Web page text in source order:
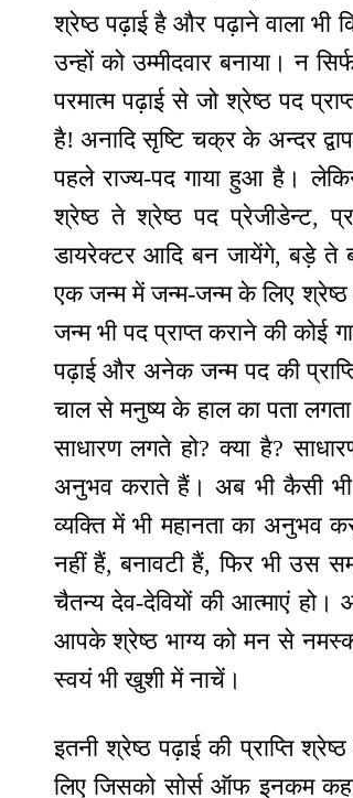
श्रेष्ठ पढ़ाई है और पढ़ाने वाला भी
उन्हों को उम्मीदवार बनाया। न
परमात्म पढ़ाई से जो श्रेष्ठ पद
है! अनादि सृष्टि चक्र के अन्दर
पहले राज्य-पद गाया हुआ है।
श्रेष्ठ ते श्रेष्ठ पद प्रेजीडेन्ट,
डायरेक्टर आदि बन जायेंगे, बड़े
एक जन्म में जन्म-जन्म के लिए श्रेष्ठ
जन्म भी पद प्राप्त कराने की कोई
पढ़ाई और अनेक जन्म पद की
चाल से मनुष्य के हाल का पता
साधारण लगते हो? क्या है?
अनुभव कराते हैं। अब भी कैसी भी
व्यक्ति में भी महानता का अनुभव
नहीं हैं, बनावटी हैं, फिर भी उस
चैतन्य देव-देवियों की आत्माएं हो।
आपके श्रेष्ठ भाग्य को मन से
स्वयं भी खुशी में नाचें।
इतनी श्रेष्ठ पढ़ाई की प्राप्ति
लिए जिसको सोर्स ऑफ इनकम कहा